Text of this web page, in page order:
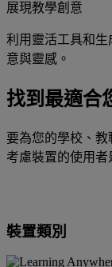
展現教學創意
利用靈活工具和生
意與靈感。
找到最適合
要為您的學校、
考慮裝置的使用者
裝置類別